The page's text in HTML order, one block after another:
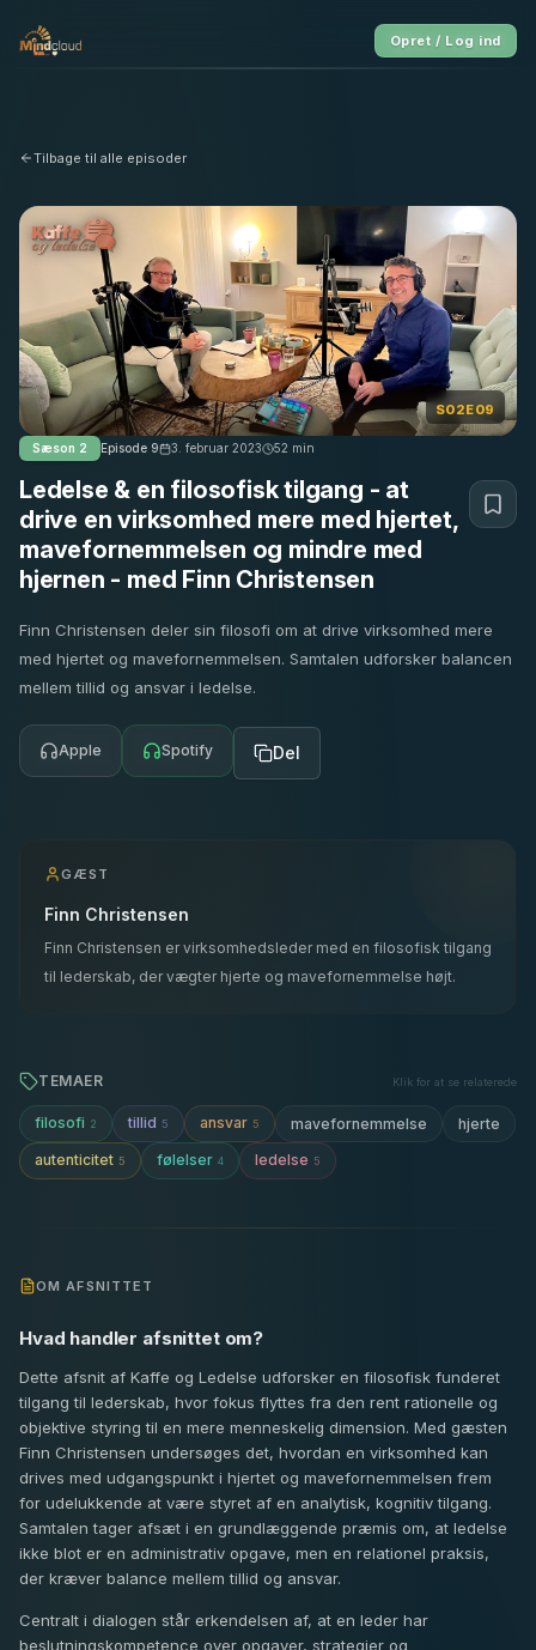
Opret / Log ind
Tilbage til alle episoder
S02E09
Sæson 2 Episode 9 3. februar 2023 52 min
Ledelse & en filosofisk tilgang - at
drive en virksomhed mere med hjertet,
mavefornemmelsen og mindre med
hjernen - med Finn Christensen
Finn Christensen deler sin filosofi om at drive virksomhed mere
med hjertet og mavefornemmelsen. Samtalen udforsker balancen
mellem tillid og ansvar i ledelse.
Apple Spotify Del
GÆST
Finn Christensen
Finn Christensen er virksomhedsleder med en filosofisk tilgang
til lederskab, der vægter hjerte og mavefornemmelse højt.
TEMAER Klik for at se relaterede
filosofi 2 tillid 5 ansvar 5 mavefornemmelse hjerte
autenticitet 5 følelser 4 ledelse 5
OM AFSNITTET
Hvad handler afsnittet om?
Dette afsnit af Kaffe og Ledelse udforsker en filosofisk funderet
tilgang til lederskab, hvor fokus flyttes fra den rent rationelle og
objektive styring til en mere menneskelig dimension. Med gæsten
Finn Christensen undersøges det, hvordan en virksomhed kan
drives med udgangspunkt i hjertet og mavefornemmelsen frem
for udelukkende at være styret af en analytisk, kognitiv tilgang.
Samtalen tager afsæt i en grundlæggende præmis om, at ledelse
ikke blot er en administrativ opgave, men en relationel praksis,
der kræver balance mellem tillid og ansvar.
Centralt i dialogen står erkendelsen af, at en leder har
beslutningskompetence over opgaver, strategier og